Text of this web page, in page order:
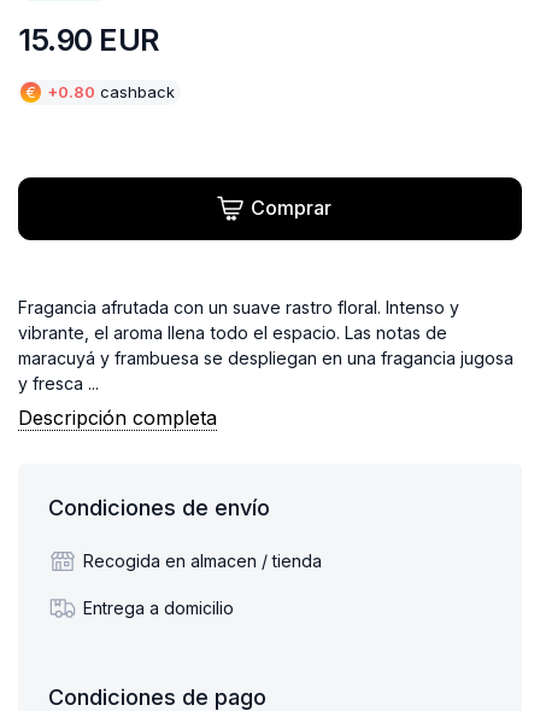
15.90 EUR
€ +0.80 cashback
Comprar
Fragancia afrutada con un suave rastro floral. Intenso y
vibrante, el aroma llena todo el espacio. Las notas de
maracuyá y frambuesa se despliegan en una fragancia jugosa
y fresca ...
Descripción completa
Condiciones de envío
Recogida en almacen / tienda
Entrega a domicilio
Condiciones de pago